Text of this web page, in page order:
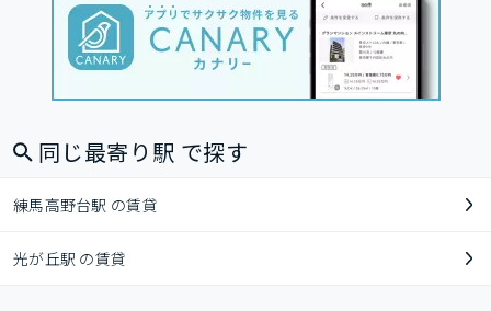
同じ最寄り駅 で探す
練馬高野台駅 の賃貸
光が丘駅 の賃貸